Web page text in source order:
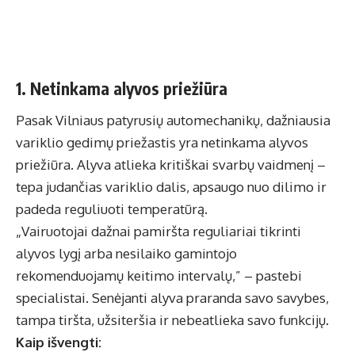
1. Netinkama alyvos priežiūra
Pasak Vilniaus patyrusių automechanikų, dažniausia
variklio gedimų priežastis yra netinkama alyvos
priežiūra. Alyva atlieka kritiškai svarbų vaidmenį –
tepa judančias variklio dalis, apsaugo nuo dilimo ir
padeda reguliuoti temperatūrą.
„Vairuotojai dažnai pamiršta reguliariai tikrinti
alyvos lygį arba nesilaiko gamintojo
rekomenduojamų keitimo intervalų,” – pastebi
specialistai. Senėjanti alyva praranda savo savybes,
tampa tiršta, užsiteršia ir nebeatlieka savo funkcijų.
Kaip išvengti: